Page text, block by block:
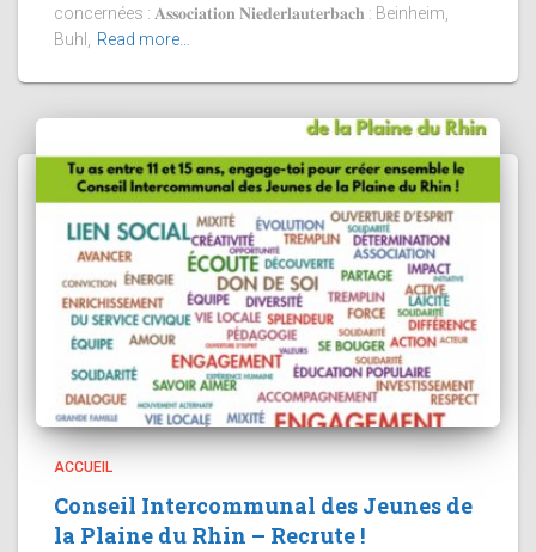
concernées : 𝐀𝐬𝐬𝐨𝐜𝐢𝐚𝐭𝐢𝐨𝐧 𝐍𝐢𝐞𝐝𝐞𝐫𝐥𝐚𝐮𝐭𝐞𝐫𝐛𝐚𝐜𝐡 : Beinheim,
Buhl,
Read more…
ACCUEIL
Conseil Intercommunal des Jeunes de
la Plaine du Rhin – Recrute !